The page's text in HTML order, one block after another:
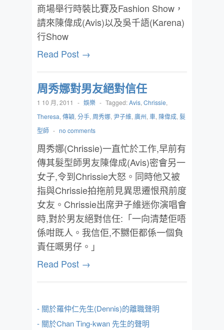
商場舉行時裝比賽及Fashion Show，
請來陳偉成(Avis)以及吳千語(Karena)
行Show
Read Post →
周秀娜對男友絕對信任
1 10 月, 2011 - 娛樂 - Tagged:Avis, Chrissie,
Theresa, 傳穎, 分手, 周秀娜, 尹子維, 廣州, 車, 陳偉成, 髮
型師 - no comments
周秀娜(Chrissie)一直忙於工作,早前有
傳其髮型師男友陳偉成(Avis)密會另一
女子,令到Chrissie大怒。同時他又被
指與Chrissie拍拖前見異思遷恨飛前度
女友。Chrissie出席尹子維迷你演唱會
時,對於男友絕對信任:「一向清楚佢唔
係咁既人。我信佢,不嬲佢都係一個負
責任嘅男仔。」
Read Post →
- 關於羅仲仁先生(Dennis)的離職聲明
- 關於Chan Ting-kwan 先生的聲明